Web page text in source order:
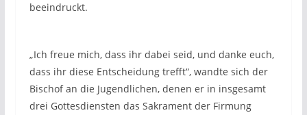
beeindruckt.
„Ich freue mich, dass ihr dabei seid, und danke euch,
dass ihr diese Entscheidung trefft“, wandte sich der
Bischof an die Jugendlichen, denen er in insgesamt
drei Gottesdiensten das Sakrament der Firmung